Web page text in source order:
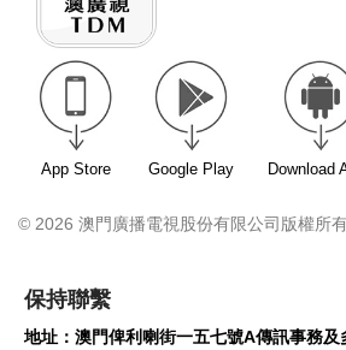
App Store Google Play Download
© 2026 澳門廣播電視股份有限公司版權所
保持聯繫
地址：澳門俾利喇街一五七號A傳訊事務及